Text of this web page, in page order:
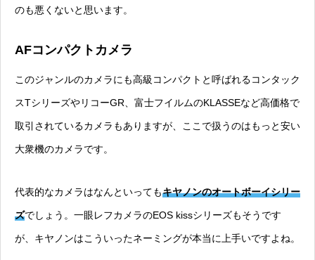
のも悪くないと思います。
AFコンパクトカメラ
このジャンルのカメラにも高級コンパクトと呼ばれるコンタック
スTシリーズやリコーGR、富士フイルムのKLASSEなど高価格で
取引されているカメラもありますが、ここで扱うのはもっと安い
大衆機のカメラです。
代表的なカメラはなんといってもキヤノンのオートボーイシリー
ズでしょう。一眼レフカメラのEOS kissシリーズもそうです
が、キヤノンはこういったネーミングが本当に上手いですよね。